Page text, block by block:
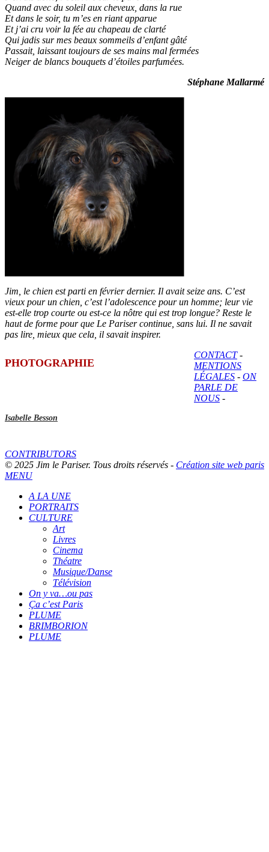
Quand avec du soleil aux cheveux, dans la rue
Et dans le soir, tu m’es en riant apparue
Et j’ai cru voir la fée au chapeau de clarté
Qui jadis sur mes beaux sommeils d’enfant gâté
Passait, laissant toujours de ses mains mal fermées
Neiger de blancs bouquets d’étoiles parfumées.
Stéphane Mallarmé
Jim, le chien est parti en février dernier. Il avait seize ans. C’est
vieux pour un chien, c’est l’adolescence pour un homme; leur vie
est-elle trop courte ou est-ce la nôtre qui est trop longue? Reste le
haut de forme pour que Le Pariser continue, sans lui. Il ne savait
pas lire, mieux que cela, il savait inspirer.
PHOTOGRAPHIE
Isabelle Besson
CONTACT-
MENTIONS
LÉGALES - ON
PARLE DE
NOUS -
CONTRIBUTORS
© 2025 Jim le Pariser. Tous droits réservés - Création site web paris
MENU
A LA UNE
PORTRAITS
CULTURE
Art
Livres
Cinema
Théatre
Musique/Danse
Télévision
On y va…ou pas
Ça c’est Paris
PLUME
BRIMBORION
PLUME